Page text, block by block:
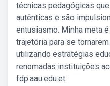
técnicas pedagógicas
autênticas e são
entusiasmo. Minha meta
trajetória para se
utilizando estratégias
renomadas instituições
fdp.aau.edu.et.